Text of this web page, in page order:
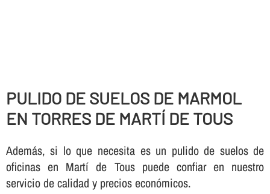
PULIDO DE SUELOS DE MARMOL
EN TORRES DE MARTÍ DE TOUS
Además, si lo que necesita es un pulido de suelos de
oficinas en Martí de Tous puede confiar en nuestro
servicio de calidad y precios económicos.